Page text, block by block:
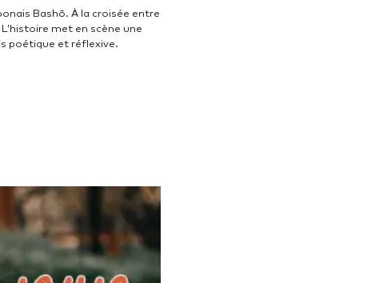
Bashō. À la croisée entre
met en scène une
poétique et réflexive.